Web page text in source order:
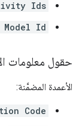
Ids
Id
حقول معلومات
الأعمدة المضمَّنة:
Code